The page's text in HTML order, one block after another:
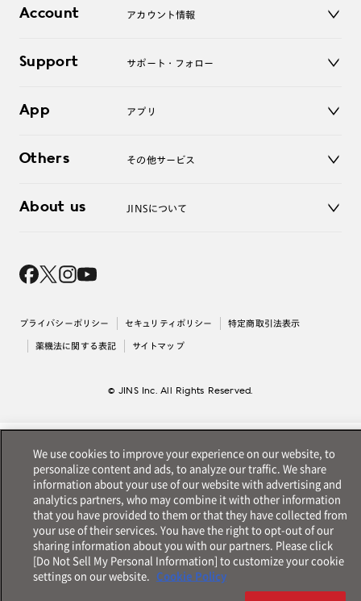
コンタクトレンズ
アクセサリー
オンラインショップ
Account アカウント情報
ログアウト
Support サポート・フォロー
よくあるご質問
お問い合わせ
App アプリ
Others その他サービス
レンズ交換
About us JINSについて
採用情報
出店について
プライバシーポリシー セキュリティポリシー 特定商取引法表示
薬機法に関する表記 サイトマップ
© JINS Inc. All Rights Reserved.
We use cookies to improve your experience on our website, to
personalize content and ads, to analyze our traffic. We share
information about your use of our website with advertising and
analytics partners, who may combine it with other information
that you have provided to them or that they have collected from
your use of their services. You have the right to opt-out of our
sharing information about you with our partners. Please click
[Do Not Sell My Personal Information] to customize your cookie
settings on our website. Cookie Policy